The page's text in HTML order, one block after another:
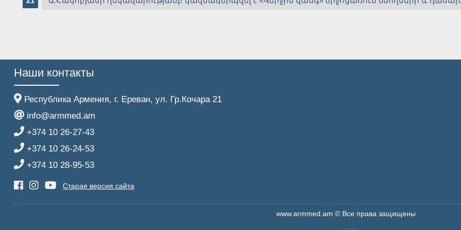
Наши контакты
Республика Армения, г. Ереван, ул. Гр.Кочара 21
info@armmed.am
+374 10 26-27-43
+374 10 26-24-53
+374 10 28-95-53
Старая версия сайта
www.armmed.am © Все права защищены